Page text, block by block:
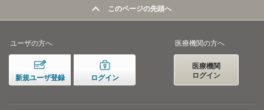
このページの先頭へ
ユーザの方へ
新規ユーザ登録 ログイン
医療機関の方へ
医療機関
ログイン